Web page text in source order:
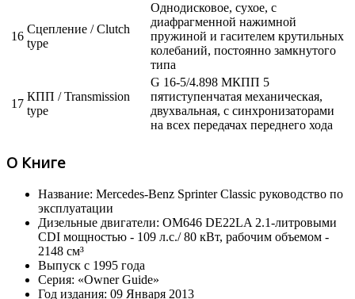
16
Сцепление / Clutch
type
Однодисковое, сухое, с
диафрагменной нажимной
пружиной и гасителем крутильных
колебаний, постоянно замкнутого
типа
17
КПП / Transmission
type
G 16-5/4.898 МКПП 5
пятиступенчатая механическая,
двухвальная, с синхронизаторами
на всех передачах переднего хода
О Книге
Название: Mercedes-Benz Sprinter Classic руководство по
эксплуатации
Дизельные двигатели: OM646 DE22LA 2.1-литровыми
CDI мощностью - 109 л.с./ 80 кВт, рабочим объемом -
2148 см³
Выпуск с 1995 года
Серия: «Owner Guide»
Год издания: 09 Января 2013